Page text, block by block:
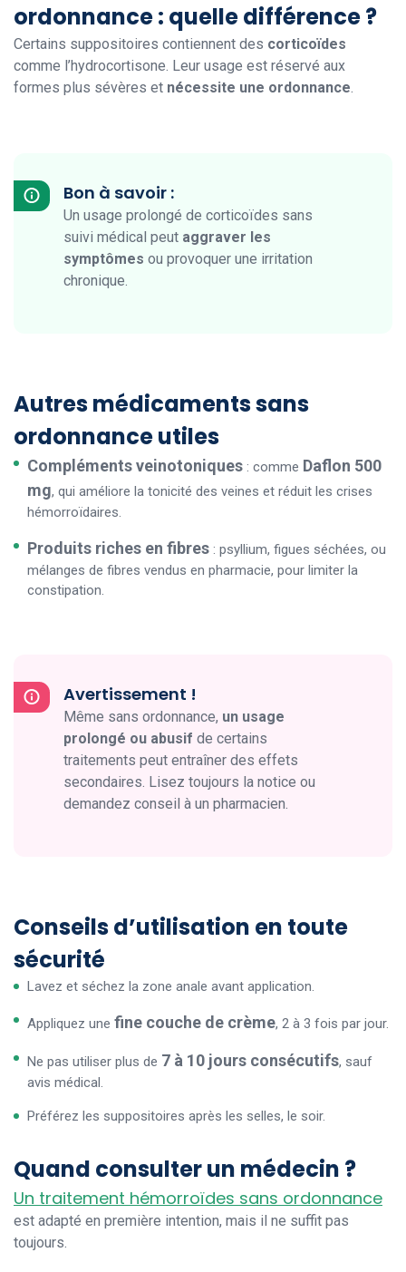
ordonnance : quelle différence ?
Certains suppositoires contiennent des corticoïdes
comme l’hydrocortisone. Leur usage est réservé aux
formes plus sévères et nécessite une ordonnance.
Bon à savoir :
Un usage prolongé de corticoïdes sans
suivi médical peut aggraver les
symptômes ou provoquer une irritation
chronique.
Autres médicaments sans
ordonnance utiles
Compléments veinotoniques : comme Daflon 500
mg, qui améliore la tonicité des veines et réduit les crises
hémorroïdaires.
Produits riches en fibres : psyllium, figues séchées, ou
mélanges de fibres vendus en pharmacie, pour limiter la
constipation.
Avertissement !
Même sans ordonnance, un usage
prolongé ou abusif de certains
traitements peut entraîner des effets
secondaires. Lisez toujours la notice ou
demandez conseil à un pharmacien.
Conseils d’utilisation en toute
sécurité
Lavez et séchez la zone anale avant application.
Appliquez une fine couche de crème, 2 à 3 fois par jour.
Ne pas utiliser plus de 7 à 10 jours consécutifs, sauf
avis médical.
Préférez les suppositoires après les selles, le soir.
Quand consulter un médecin ?
Un traitement hémorroïdes sans ordonnance
est adapté en première intention, mais il ne suffit pas
toujours.